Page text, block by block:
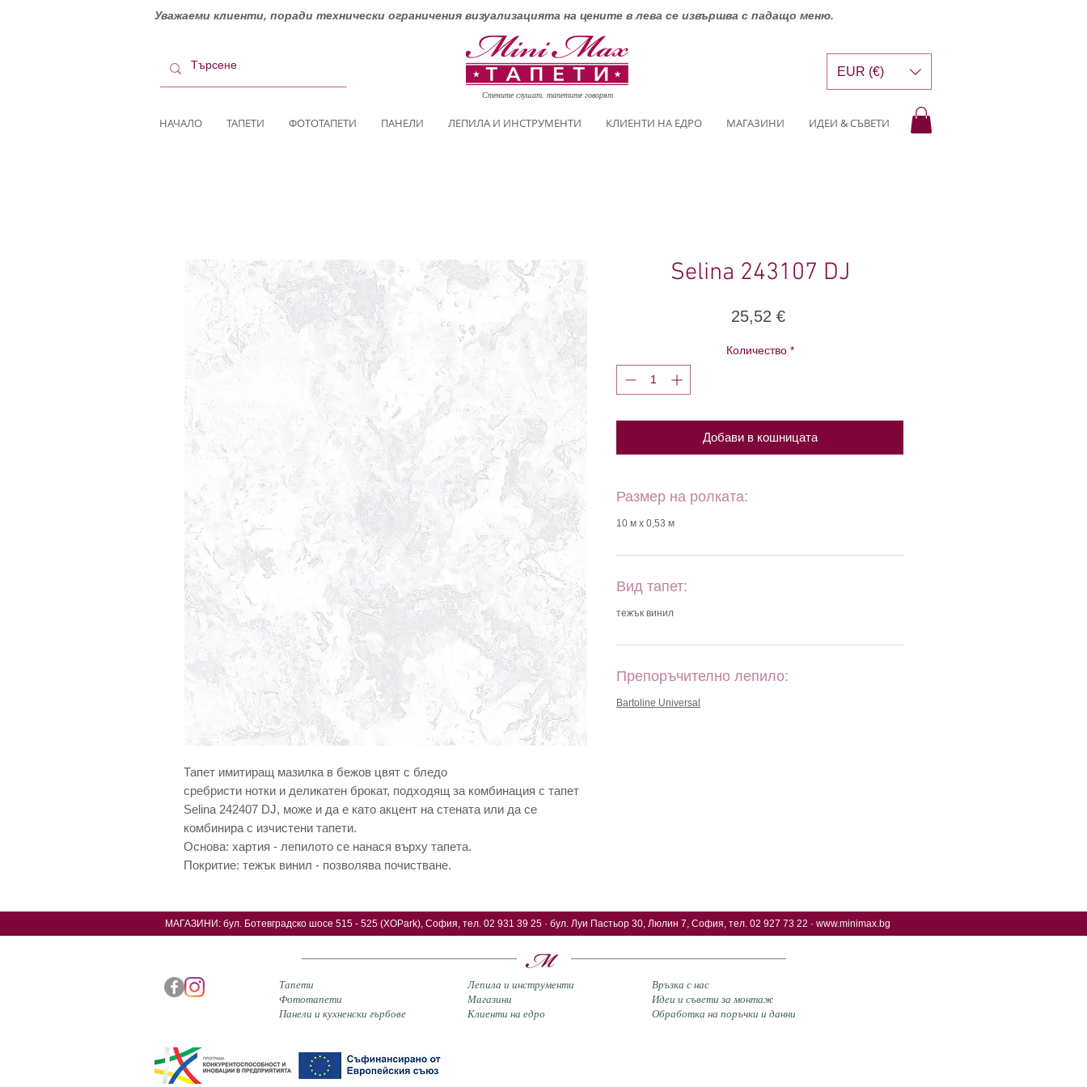
Уважаеми клиенти, поради технически ограничения визуализацията на цените в лева се извършва с падащо меню.
Стените слушат, тапетите говорят
НАЧАЛО ТАПЕТИ ФОТОТАПЕТИ ПАНЕЛИ ЛЕПИЛА И ИНСТРУМЕНТИ КЛИЕНТИ НА ЕДРО МАГАЗИНИ ИДЕИ & СЪВЕТИ
EUR (€)
Тапет имитиращ мазилка в бежов цвят с бледо
сребристи нотки и деликатен брокат, подходящ за комбинация с тапет
Selina 242407 DJ, може и да е като акцент на стената или да се
комбинира с изчистени тапети.
Основа: хартия - лепилото се нанася върху тапета.
Покритие: тежък винил - позволява почистване.
Selina 243107 DJ
25,52 €Цена
Количество *
Добави в кошницата
Размер на ролката:
10 м х 0,53 м
Вид тапет:
тежък винил
Препоръчително лепило:
Bartoline Universal
МАГАЗИНИ: бул. Ботевградско шосе 515 - 525 (XOPark), София, тел. 02 931 39 25 · бул. Луи Пастьор 30, Люлин 7, София, тел. 02 927 73 22 · www.minimax.bg
Тапети
Фототапети
Панели и кухненски гърбове
Лепила и инструменти
Магазини
Клиенти на едро
Връзка с нас
Идеи и съвети за монтаж
Обработка на поръчки и данни